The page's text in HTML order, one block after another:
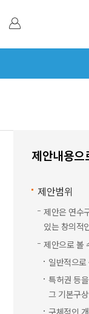
제안내용으
제안범위
제안은 연수
있는 창의적
제안으로 볼
일반적으
특허권 등
그 기본구
구체적인